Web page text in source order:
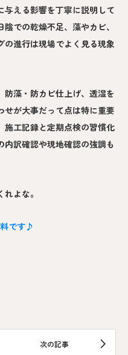
与える影響を丁寧に説明して
での乾燥不足、藻やカビ、
進行は現場でよく見る現象
藻・防カビ仕上げ、透湿を
が大事だって点は特に重要
施工記録と定期点検の習慣化
訳確認や現地確認の強調も
よな。
です♪